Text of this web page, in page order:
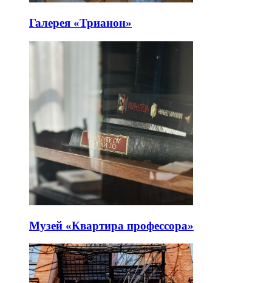
Галерея «Трианон»
Музей «Квартира профессора»